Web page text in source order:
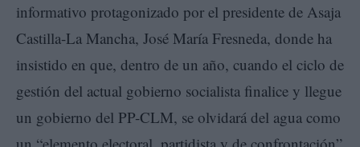
informativo protagonizado por el presidente de Asaja
Castilla-La Mancha, José María Fresneda, donde ha
insistido en que, dentro de un año, cuando el ciclo de
gestión del actual gobierno socialista finalice y llegue
un gobierno del PP-CLM, se olvidará del agua como